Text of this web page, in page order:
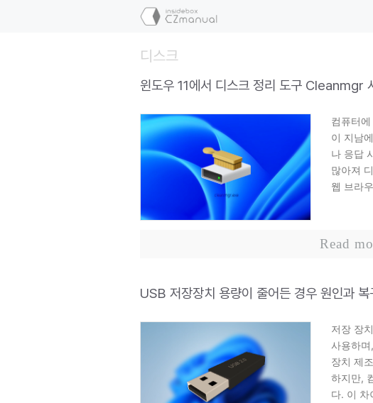
디스크
윈도우 11에서 디스크 정리 도구 Cleanmgr
컴퓨터
이 지남
나 응답
많아져
웹 브라
Read
USB 저장장치 용량이 줄어든 경우 원인과 복
저장 장
사용하
장치 제
하지만,
다. 이 차